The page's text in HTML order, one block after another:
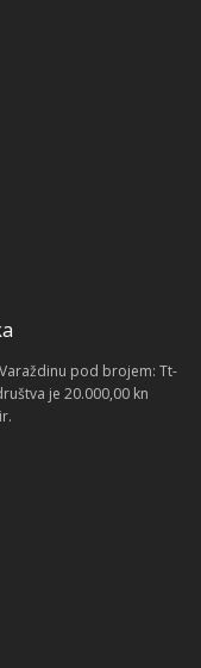
pod brojem: Tt-
je 20.000,00 kn